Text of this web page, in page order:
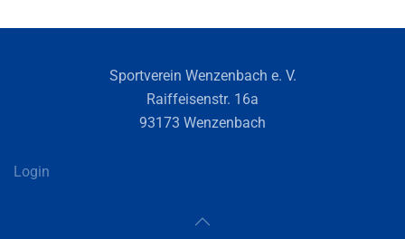
Sportverein Wenzenbach e. V.
Raiffeisenstr. 16a
93173 Wenzenbach
Login